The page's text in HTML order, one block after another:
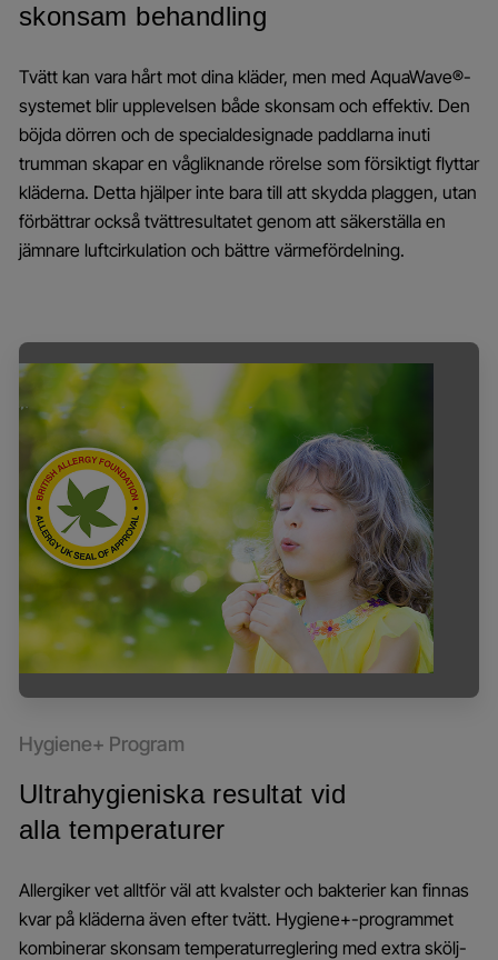
skonsam behandling
Tvätt kan vara hårt mot dina kläder, men med AquaWave®-
systemet blir upplevelsen både skonsam och effektiv. Den
böjda dörren och de specialdesignade paddlarna inuti
trumman skapar en vågliknande rörelse som försiktigt flyttar
kläderna. Detta hjälper inte bara till att skydda plaggen, utan
förbättrar också tvättresultatet genom att säkerställa en
jämnare luftcirkulation och bättre värmefördelning.
Hygiene+ Program
Ultrahygieniska resultat vid
alla temperaturer
Allergiker vet alltför väl att kvalster och bakterier kan finnas
kvar på kläderna även efter tvätt. Hygiene+-programmet
kombinerar skonsam temperaturreglering med extra skölj-